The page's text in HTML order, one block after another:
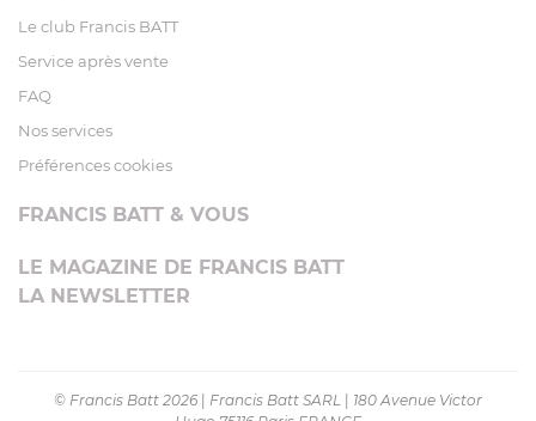
Le club Francis BATT
Service après vente
FAQ
Nos services
Préférences cookies
FRANCIS BATT & VOUS
LE MAGAZINE DE FRANCIS BATT
LA NEWSLETTER
© Francis Batt 2026 Francis Batt SARL
180 Avenue Victor